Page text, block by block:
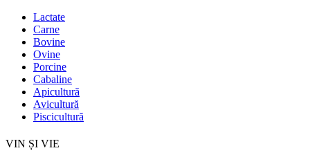
Lactate
Carne
Bovine
Ovine
Porcine
Cabaline
Apicultură
Avicultură
Piscicultură
VIN ȘI VIE